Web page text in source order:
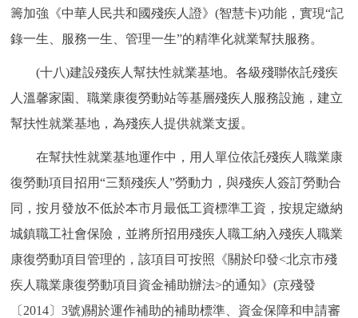
籌加強《中華人民共和國殘疾人證》(智慧卡)功能，實現“記
錄一生、服務一生、管理一生”的精準化就業幫扶服務。
(十八)建設殘疾人幫扶性就業基地。各級殘聯依託殘疾
人溫馨家園、職業康復勞動站等基層殘疾人服務設施，建立
幫扶性就業基地，為殘疾人提供就業支援。
在幫扶性就業基地運作中，用人單位依託殘疾人職業康
復勞動項目招用“三類殘疾人”勞動力，與殘疾人簽訂勞動合
同，按月發放不低於本市月最低工資標準工資，按規定繳納
城鎮職工社會保險，並將所招用殘疾人職工納入殘疾人職業
康復勞動項目管理的，該項目可按照《關於印發<北京市殘
疾人職業康復勞動項目資金補助辦法>的通知》(京殘發
〔2014〕3號)關於運作補助的補助標準、資金保障和申請審